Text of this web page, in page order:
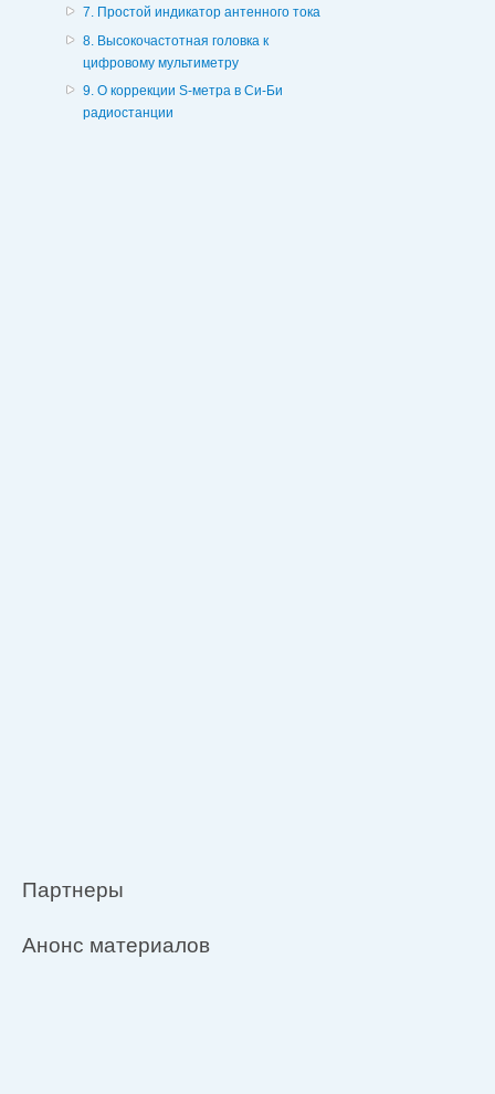
7. Простой индикатор антенного тока
8. Высокочастотная головка к
цифровому мультиметру
9. О коррекции S-метра в Си-Би
радиостанции
Партнеры
Анонс материалов